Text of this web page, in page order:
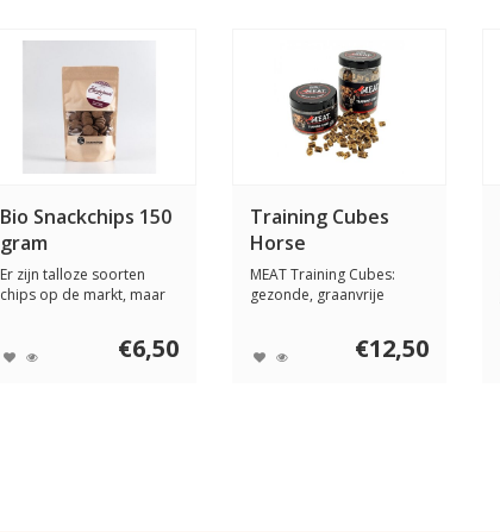
Bio Snackchips 150
gram
Er zijn talloze soorten
chips op de markt, maar
€6,50
Training Cubes
Horse
MEAT Training Cubes:
gezonde, graanvrije
€12,50